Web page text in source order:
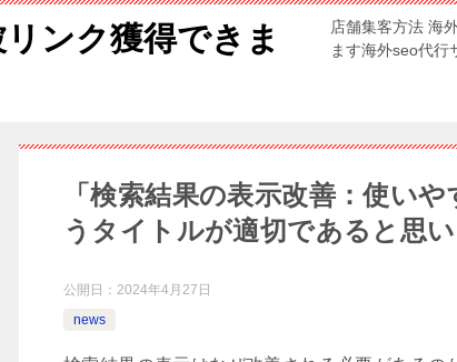
ンク獲得できま
店舗集客方法 海
ます海外seo代行
「検索結果の表示改善：使い
うタイトルが適切であると思い
公開日： 2024年4月27日
news